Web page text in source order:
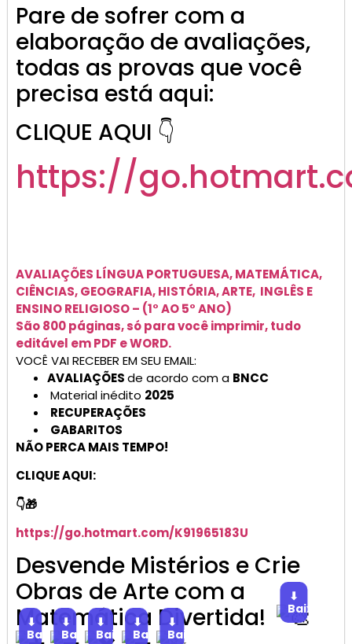
Pare de sofrer com a
elaboração de avaliações,
todas as provas que você
precisa está aqui:
CLIQUE AQUI 👇
https://
AVALIAÇÕES LÍNGUA PORTUGUESA, MATEMÁTICA,
CIÊNCIAS, GEOGRAFIA, HISTÓRIA, ARTE, INGLÊS E
ENSINO RELIGIOSO – (1° AO 5° ANO)
São 800 páginas, só para você imprimir, tudo
editável em PDF e WORD.
VOCÊ VAI RECEBER EM SEU EMAIL:
AVALIAÇÕESde acordo com a BNCC
Material inédito 2025
RECUPERAÇÕES
GABARITOS
NÃO PERCA MAIS TEMPO!
CLIQUE AQUI:
👇🎁
https://go.hotmart.com/K91965183U
Desvende Mistérios e Crie
Obras de Arte com a
Matemática Divertida!
⬇
Baixar
⬇
Baixar
⬇
Baixar
⬇
Baixar
⬇
Baixar
⬇
Baixar